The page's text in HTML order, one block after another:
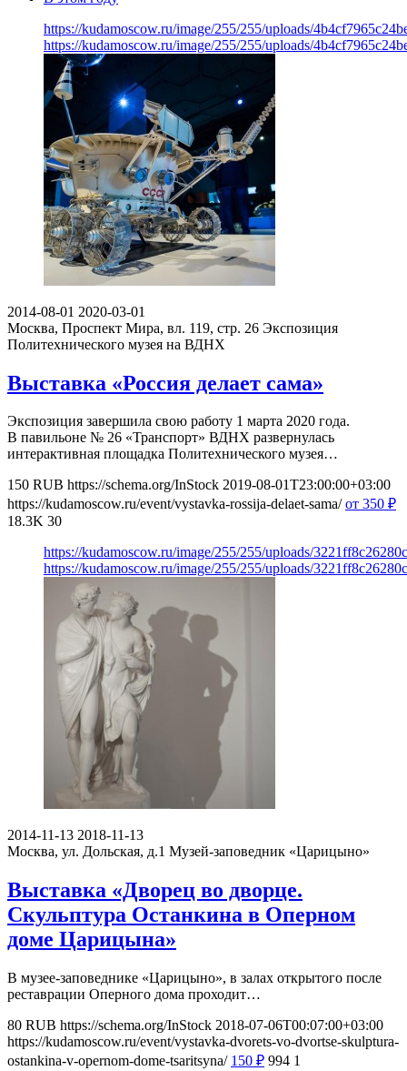
https://kudamoscow.ru/image/255/255/uploads/
https://kudamoscow.ru/image/255/255/uploads/
2014-08-01 2020-03-01
Москва, Проспект Мира, вл. 119, стр. 26 Экспозиция
Политехнического музея на ВДНХ
Выставка «Россия делает сама»
Экспозиция завершила свою работу 1 марта 2020 года.
В павильоне № 26 «Транспорт» ВДНХ развернулась
интерактивная площадка Политехнического музея…
150 RUB https://schema.org/InStock 2019-08-01T23:00:00+03:00
https://kudamoscow.ru/event/vystavka-rossija-delaet-sama/ от 350 ₽
18.3K 30
https://kudamoscow.ru/image/255/255/uploads/
https://kudamoscow.ru/image/255/255/uploads/
2014-11-13 2018-11-13
Москва, ул. Дольская, д.1 Музей-заповедник «Царицыно»
Выставка «Дворец во дворце.
Скульптура Останкина в Оперном
доме Царицына»
В музее-заповеднике «Царицыно», в залах открытого после
реставрации Оперного дома проходит…
80 RUB https://schema.org/InStock 2018-07-06T00:07:00+03:00
https://kudamoscow.ru/event/vystavka-dvorets-vo-dvortse-skulptura-
ostankina-v-opernom-dome-tsaritsyna/ 150 ₽ 994 1